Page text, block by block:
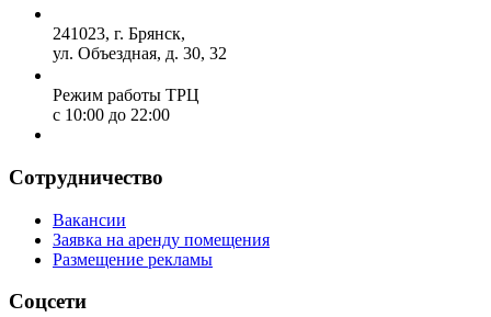
241023, г. Брянск,
ул. Объездная, д. 30, 32
Режим работы ТРЦ
с 10:00 до 22:00
Сотрудничество
Вакансии
Заявка на аренду помещения
Размещение рекламы
Соцсети